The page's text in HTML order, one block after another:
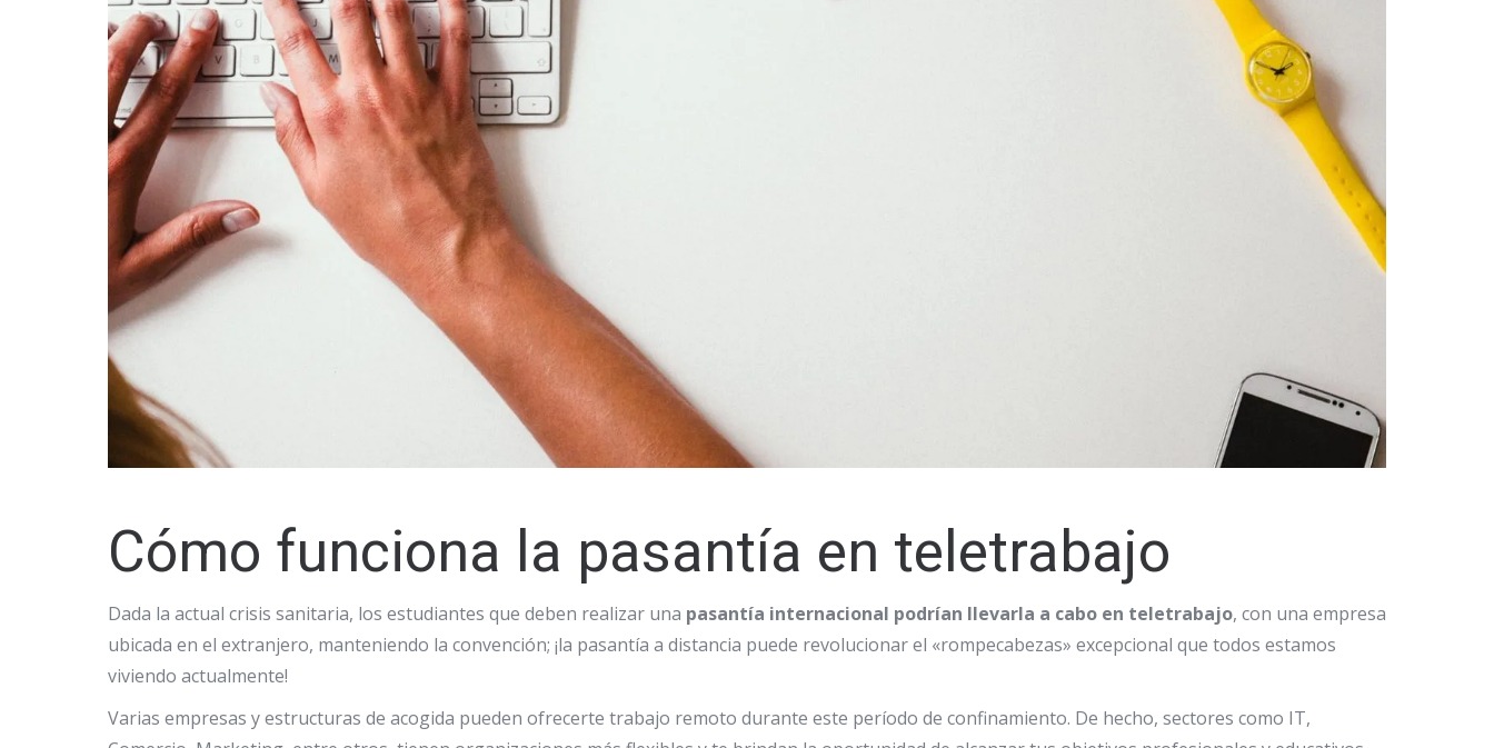
Cómo funciona la pasantía en teletrabajo
Dada la actual crisis sanitaria, los estudiantes que deben realizar una pasantía internacional podrían llevarla a cabo en teletrabajo, con una empresa
ubicada en el extranjero, manteniendo la convención; ¡la pasantía a distancia puede revolucionar el «rompecabezas» excepcional que todos estamos
viviendo actualmente!
Varias empresas y estructuras de acogida pueden ofrecerte trabajo remoto durante este período de confinamiento. De hecho, sectores como IT,